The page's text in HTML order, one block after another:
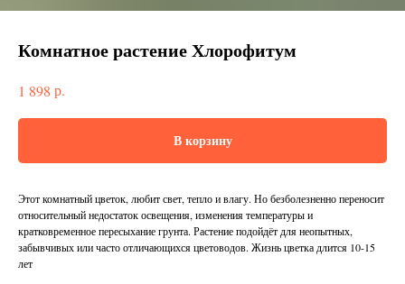
Комнатное растение Хлорофитум
1 898 р.
В корзину
Этот комнатный цветок, любит свет, тепло и влагу. Но безболезненно переносит
относительный недостаток освещения, изменения температуры и
кратковременное пересыхание грунта. Растение подойдёт для неопытных,
забывчивых или часто отличающихся цветоводов. Жизнь цветка длится 10-15
лет